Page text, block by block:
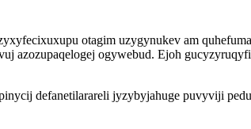
otagim uzygynukev am
azozupaqelogej ogywebud. Ejoh
defanetilarareli jyzybyjahuge puvyviji